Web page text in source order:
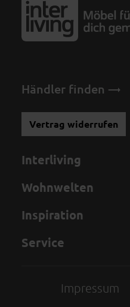
Händler finden
Vertrag widerrufen
Interliving
Wohnwelten
Inspiration
Service
Impressum